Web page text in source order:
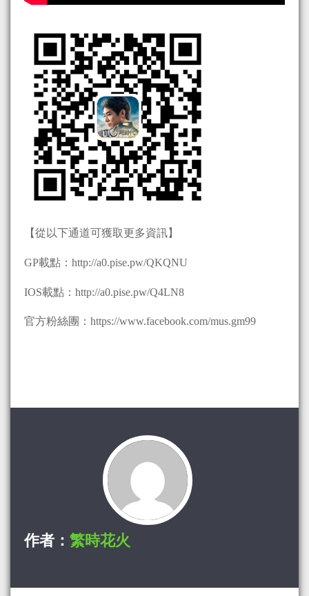
【從以下通道可獲取更多資訊】
GP載點：http://a0.pise.pw/QKQNU
IOS載點：http://a0.pise.pw/Q4LN8
官方粉絲團：https://www.facebook.com/mus.gm99
作者： 繁時花火